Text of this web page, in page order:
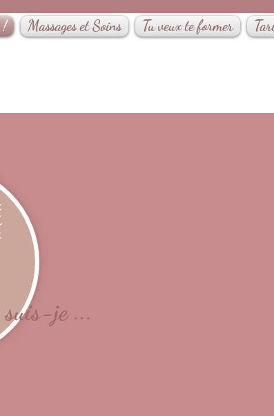
! Massages et Soins Tu veux te former
je ...